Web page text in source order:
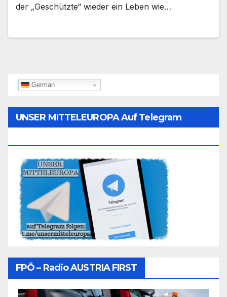
der „Geschützte“ wieder ein Leben wie…
German
UNSER MITTELEUROPA Auf Telegram
FPÖ – Radio AUSTRIA FIRST